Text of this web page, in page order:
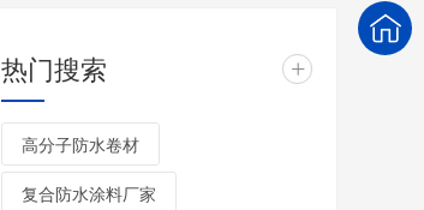
热门搜索 +
高分子防水卷材
复合防水涂料厂家